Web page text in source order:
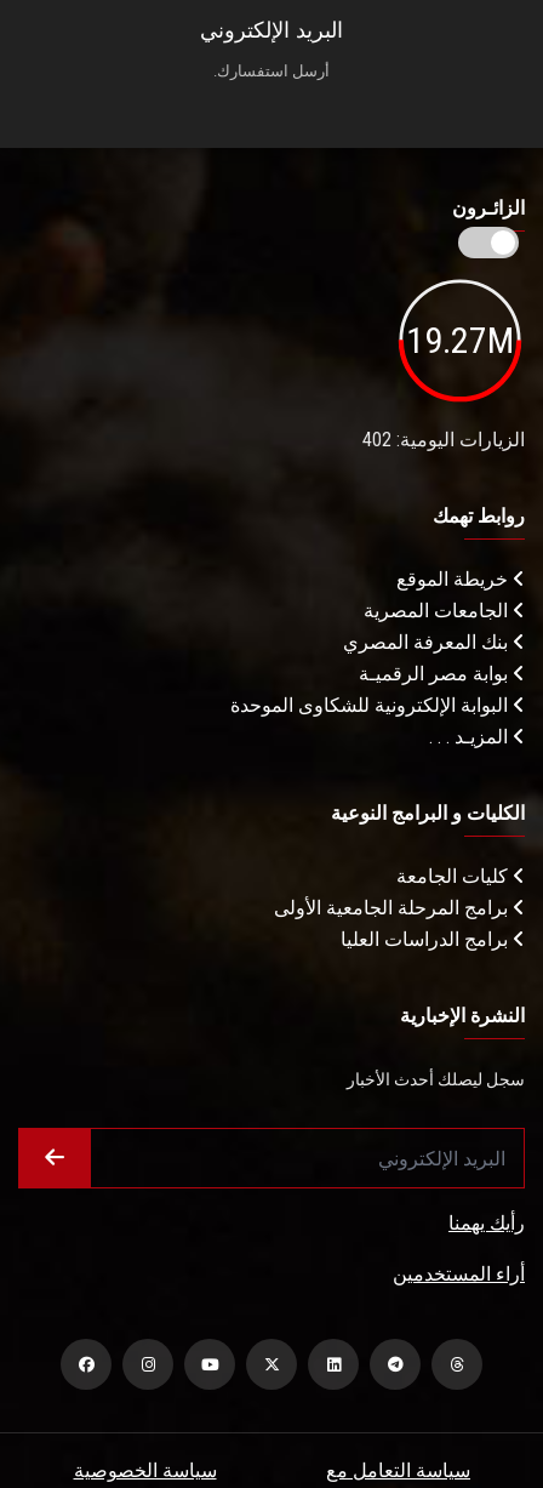
البريد الإلكتروني
أرسل استفسارك.
الزائـرون
19.27M
الزيارات اليومية: 402
روابط تهمك
خريطة الموقع
الجامعات المصرية
بنك المعرفة المصري
بوابة مصر الرقميـة
البوابة الإلكترونية للشكاوى الموحدة
المزيـد . . .
الكليات و البرامج النوعية
كليات الجامعة
برامج المرحلة الجامعية الأولى
برامج الدراسات العليا
النشرة الإخبارية
سجل ليصلك أحدث الأخبار
رأيك يهمنا
أراء المستخدمين
سياسة الخصوصية سياسة التعامل مع